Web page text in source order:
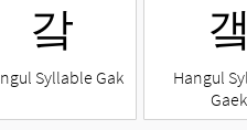
갘
Syllable Gak
갴
Hangul
Gaek